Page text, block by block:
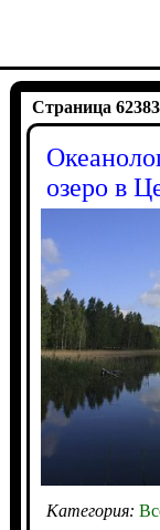
Страница 62383
озеро в
Категория: